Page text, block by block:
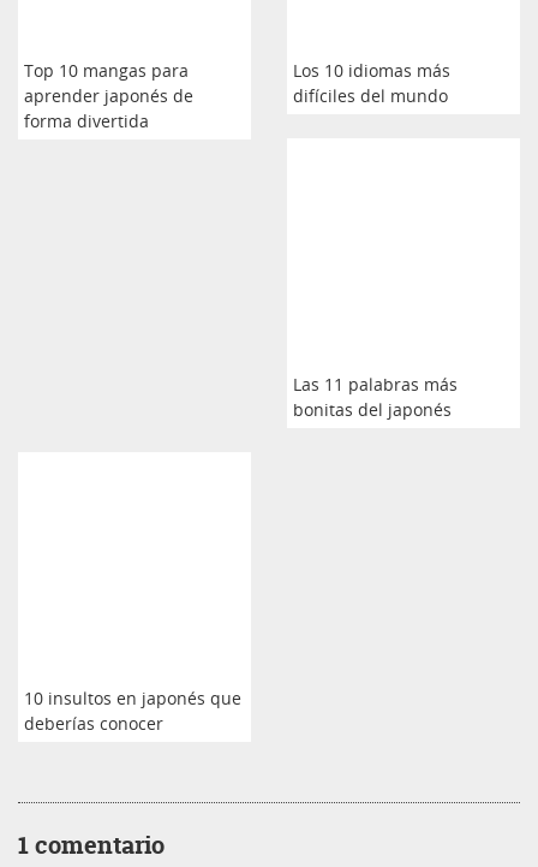
Top 10 mangas para
aprender japonés de
forma divertida
Los 10 idiomas más
difíciles del mundo
Las 11 palabras más
bonitas del japonés
10 insultos en japonés que
deberías conocer
1 comentario